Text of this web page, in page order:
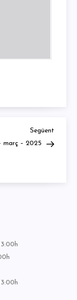
Next
Post
Següent
març – 2025